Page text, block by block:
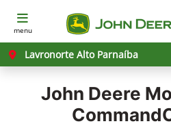
menu
Lavronorte Alto Parnaíba
John Deere